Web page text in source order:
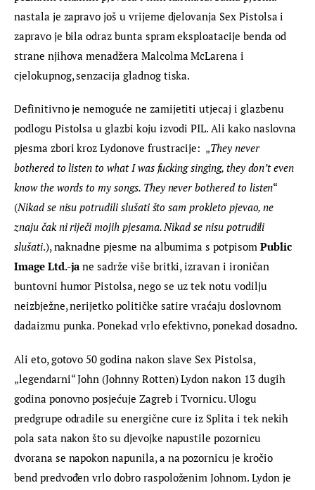
nastala je zapravo još u vrijeme djelovanja Sex Pistolsa i
zapravo je bila odraz bunta spram eksploatacije benda od
strane njihova menadžera Malcolma McLarena i
cjelokupnog, senzacija gladnog tiska.
Definitivno je nemoguće ne zamijetiti utjecaj i glazbenu
podlogu Pistolsa u glazbi koju izvodi PIL. Ali kako naslovna
pjesma zbori kroz Lydonove frustracije:  „They never
bothered to listen to what I was fucking singing, they don’t even
know the words to my songs. They never bothered to listen“
(Nikad se nisu potrudili slušati što sam prokleto pjevao, ne
znaju čak ni riječi mojih pjesama. Nikad se nisu potrudili
slušati.), naknadne pjesme na albumima s potpisom Public
Image Ltd.-ja ne sadrže više britki, izravan i ironičan
buntovni humor Pistolsa, nego se uz tek notu vodilju
neizbježne, nerijetko političke satire vraćaju doslovnom
dadaizmu punka. Ponekad vrlo efektivno, ponekad dosadno.
Ali eto, gotovo 50 godina nakon slave Sex Pistolsa,
„legendarni“ John (Johnny Rotten) Lydon nakon 13 dugih
godina ponovno posjećuje Zagreb i Tvornicu. Ulogu
predgrupe odradile su energične cure iz Splita i tek nekih
pola sata nakon što su djevojke napustile pozornicu
dvorana se napokon napunila, a na pozornicu je kročio
bend predvođen vrlo dobro raspoloženim Johnom. Lydon je